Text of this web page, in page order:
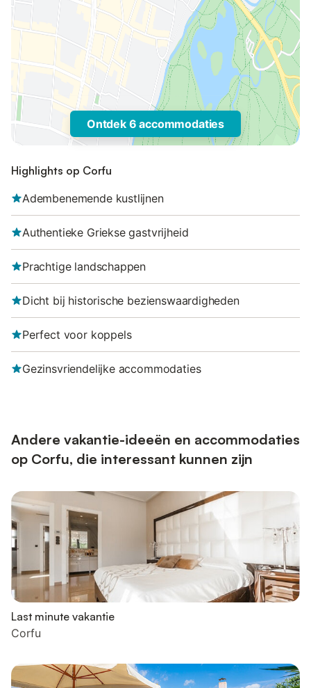
Ontdek 6 accommodaties
Highlights op Corfu
Adembenemende kustlijnen
Authentieke Griekse gastvrijheid
Prachtige landschappen
Dicht bij historische bezienswaardigheden
Perfect voor koppels
Gezinsvriendelijke accommodaties
Andere vakantie-ideeën en accommodaties
op Corfu, die interessant kunnen zijn
Last minute vakantie
Corfu